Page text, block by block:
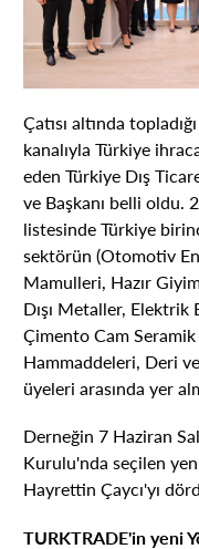
Çatısı altında
kanalıyla Türkiye
eden Türkiye Dış
ve Başkanı belli oldu.
listesinde Türkiye
sektörün (Otomotiv
Mamulleri, Hazır
Dışı Metaller,
Çimento Cam
Hammaddeleri, Deri
üyeleri arasında yer
Derneğin 7 Haziran
Kurulu'nda seçilen
Hayrettin Çaycı'yı
TURKTRADE'in yeni